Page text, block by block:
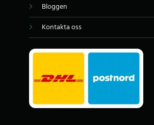
Bloggen
Kontakta oss